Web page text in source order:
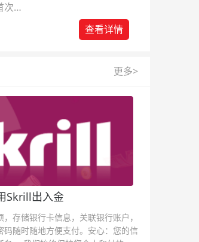
入
查看详情
更多>
Skrill出入金
存储银行卡信息，关联银行账户，
码随时随地方便支付。安心：您的信